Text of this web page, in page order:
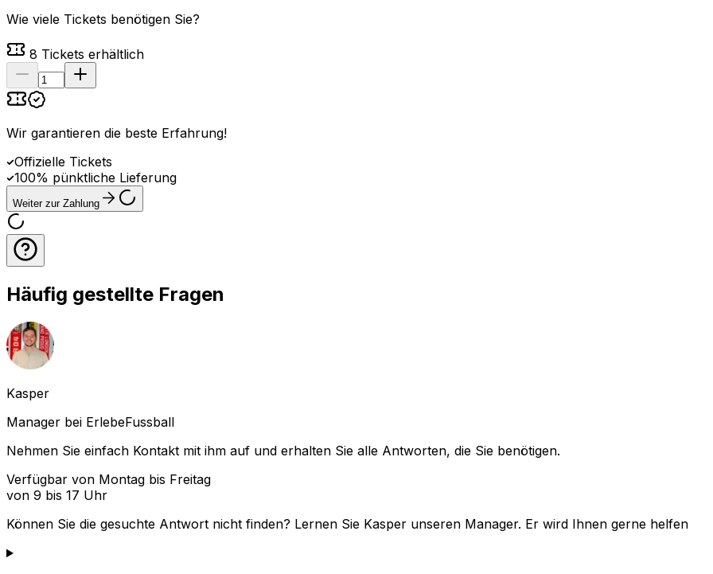
Wie viele Tickets benötigen Sie?
8 Tickets erhältlich
Wir garantieren die beste Erfahrung!
Offizielle Tickets
100% pünktliche Lieferung
Weiter zur Zahlung
Häufig gestellte Fragen
Kasper
Manager bei ErlebeFussball
Nehmen Sie einfach Kontakt mit ihm auf und erhalten Sie alle Antworten, die Sie benötigen.
Verfügbar von Montag bis Freitag
von 9 bis 17 Uhr
Können Sie die gesuchte Antwort nicht finden? Lernen Sie Kasper unseren Manager. Er wird Ihnen gerne helfen